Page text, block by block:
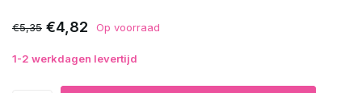
€5,35 €4,82 Op voorraad
1-2 werkdagen levertijd